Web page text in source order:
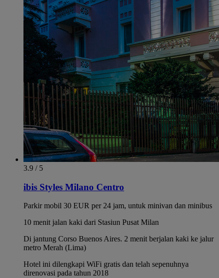
3.9 / 5
ibis Styles Milano Centro
Parkir mobil 30 EUR per 24 jam, untuk minivan dan minibus
10 menit jalan kaki dari Stasiun Pusat Milan
Di jantung Corso Buenos Aires. 2 menit berjalan kaki ke jalur
metro Merah (Lima)
Hotel ini dilengkapi WiFi gratis dan telah sepenuhnya
direnovasi pada tahun 2018